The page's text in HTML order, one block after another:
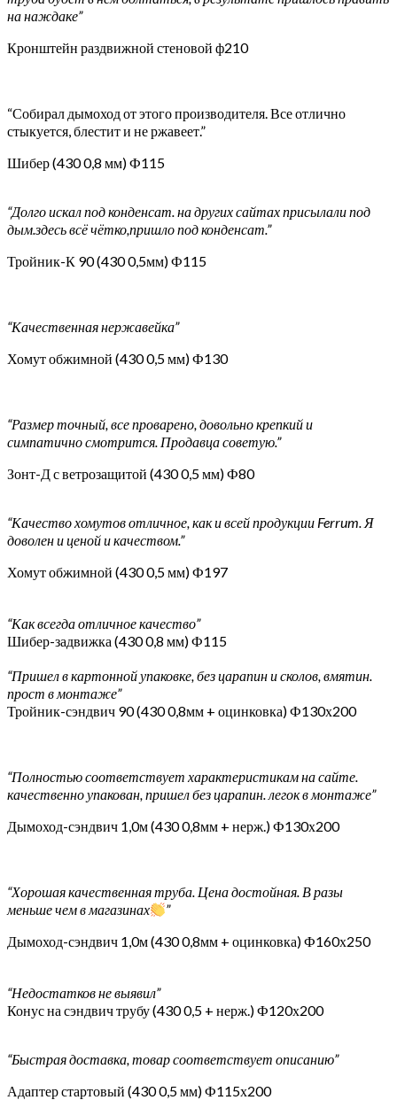
на наждаке”
Кронштейн раздвижной стеновой ф210
“Собирал дымоход от этого производителя. Все отлично
стыкуется, блестит и не ржавеет.”
Шибер (430 0,8 мм) Ф115
“Долго искал под конденсат. на других сайтах присылали под
дым.здесь всё чётко,пришло под конденсат.”
Тройник-К 90 (430 0,5мм) Ф115
“Качественная нержавейка”
Хомут обжимной (430 0,5 мм) Ф130
“Размер точный, все проварено, довольно крепкий и
симпатично смотрится. Продавца советую.”
Зонт-Д с ветрозащитой (430 0,5 мм) Ф80
“Качество хомутов отличное, как и всей продукции Ferrum. Я
доволен и ценой и качеством.”
Хомут обжимной (430 0,5 мм) Ф197
“Как всегда отличное качество”
Шибер-задвижка (430 0,8 мм) Ф115
“Пришел в картонной упаковке, без царапин и сколов, вмятин.
прост в монтаже”
Тройник-сэндвич 90 (430 0,8мм + оцинковка) Ф130х200
“Полностью соответствует характеристикам на сайте.
качественно упакован, пришел без царапин. легок в монтаже”
Дымоход-сэндвич 1,0м (430 0,8мм + нерж.) Ф130х200
“Хорошая качественная труба. Цена достойная. В разы
меньше чем в магазинах
”
Дымоход-сэндвич 1,0м (430 0,8мм + оцинковка) Ф160х250
“Недостатков не выявил”
Конус на сэндвич трубу (430 0,5 + нерж.) Ф120х200
“Быстрая доставка, товар соответствует описанию”
Адаптер стартовый (430 0,5 мм) Ф115х200